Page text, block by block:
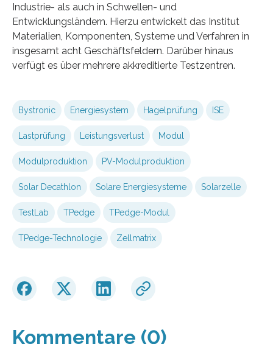
Industrie- als auch in Schwellen- und
Entwicklungsländern. Hierzu entwickelt das Institut
Materialien, Komponenten, Systeme und Verfahren in
insgesamt acht Geschäftsfeldern. Darüber hinaus
verfügt es über mehrere akkreditierte Testzentren.
Bystronic Energiesystem Hagelprüfung ISE
Lastprüfung Leistungsverlust Modul
Modulproduktion PV-Modulproduktion
Solar Decathlon Solare Energiesysteme Solarzelle
TestLab TPedge TPedge-Modul
TPedge-Technologie Zellmatrix
Kommentare (0)